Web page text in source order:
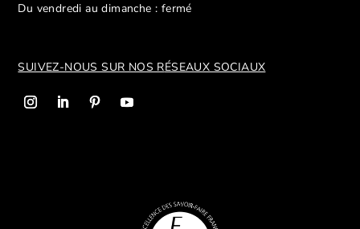
Du vendredi au dimanche : fermé
SUIVEZ-NOUS SUR NOS RÉSEAUX SOCIAUX